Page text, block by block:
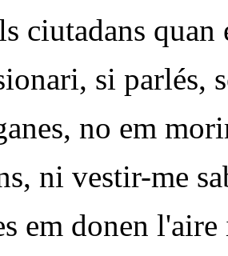
ciutadans quan
si parlés,
no em
ni vestir-me
em donen